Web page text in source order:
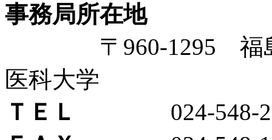
事務局所在地
〒960-1295 福島
医科大学
ＴＥＬ
024-548-